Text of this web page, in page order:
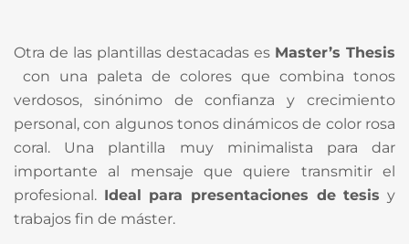
Otra de las plantillas destacadas es Master’s Thesis
con una paleta de colores que combina tonos
verdosos, sinónimo de confianza y crecimiento
personal, con algunos tonos dinámicos de color rosa
coral. Una plantilla muy minimalista para dar
importante al mensaje que quiere transmitir el
profesional. Ideal para presentaciones de tesis y
trabajos fin de máster.